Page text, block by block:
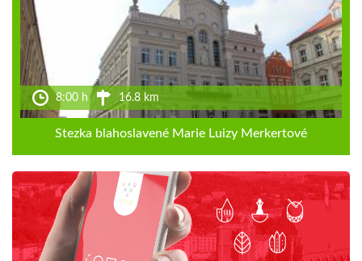
8:00 h 16.8 km
Stezka blahoslavené Marie Luizy Merkertové